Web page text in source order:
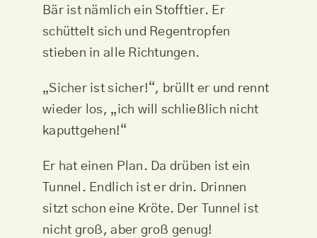
Bär ist nämlich ein Stofftier. Er
schüttelt sich und Regentropfen
stieben in alle Richtungen.
„Sicher ist sicher!“, brüllt er und rennt
wieder los, „ich will schließlich nicht
kaputtgehen!“
Er hat einen Plan. Da drüben ist ein
Tunnel. Endlich ist er drin. Drinnen
sitzt schon eine Kröte. Der Tunnel ist
nicht groß, aber groß genug!